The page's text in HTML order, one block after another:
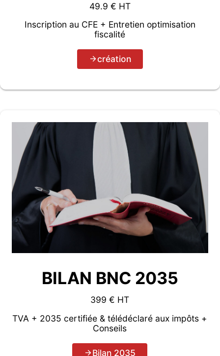
49.9 € HT
Inscription au CFE + Entretien optimisation
fiscalité
création
BILAN BNC 2035
399 € HT
TVA + 2035 certifiée & télédéclaré aux impôts +
Conseils
Bilan 2035